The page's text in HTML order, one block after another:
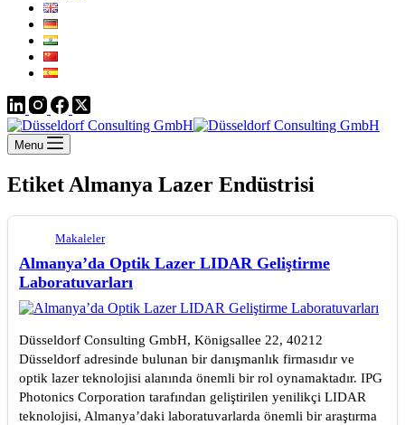
Menu
Etiket Almanya Lazer Endüstrisi
Makaleler
Almanya’da Optik Lazer LIDAR Geliştirme
Laboratuvarları
Düsseldorf Consulting GmbH, Königsallee 22, 40212
Düsseldorf adresinde bulunan bir danışmanlık firmasıdır ve
optik lazer teknolojisi alanında önemli bir rol oynamaktadır. IPG
Photonics Corporation tarafından geliştirilen yenilikçi LIDAR
teknolojisi, Almanya’daki laboratuvarlarda önemli bir araştırma